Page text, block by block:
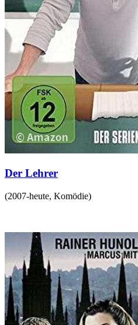
Der Lehrer
(2007-heute, Komödie)